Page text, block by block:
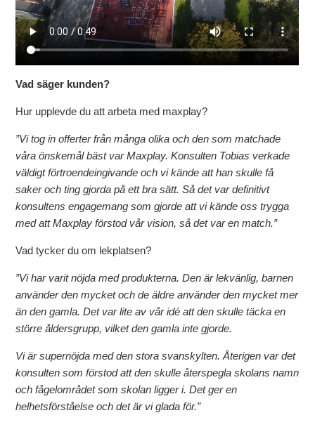
Vad säger kunden?
Hur upplevde du att arbeta med maxplay?
”Vi tog in offerter från många olika och den som matchade
våra önskemål bäst var Maxplay. Konsulten Tobias verkade
väldigt förtroendeingivande och vi kände att han skulle få
saker och ting gjorda på ett bra sätt. Så det var definitivt
konsultens engagemang som gjorde att vi kände oss trygga
med att Maxplay förstod vår vision, så det var en match.”
Vad tycker du om lekplatsen?
”Vi har varit nöjda med produkterna. Den är lekvänlig, barnen
använder den mycket och de äldre använder den mycket mer
än den gamla. Det var lite av vår idé att den skulle täcka en
större åldersgrupp, vilket den gamla inte gjorde.
Vi är supernöjda med den stora svanskylten. Återigen var det
konsulten som förstod att den skulle återspegla skolans namn
och fågelområdet som skolan ligger i. Det ger en
helhetsförståelse och det är vi glada för.”